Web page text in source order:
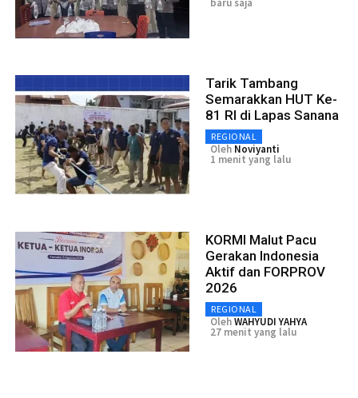
baru saja
Tarik Tambang
Semarakkan HUT Ke-
81 RI di Lapas Sanana
REGIONAL
Oleh Noviyanti
1 menit yang lalu
KORMI Malut Pacu
Gerakan Indonesia
Aktif dan FORPROV
2026
REGIONAL
OlehWAHYUDI YAHYA
27 menit yang lalu